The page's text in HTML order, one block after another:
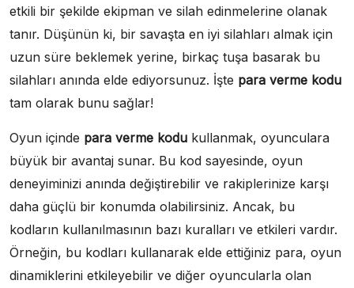
etkili bir şekilde ekipman ve silah edinmelerine olanak
tanır. Düşünün ki, bir savaşta en iyi silahları almak için
uzun süre beklemek yerine, birkaç tuşa basarak bu
silahları anında elde ediyorsunuz. İşte para verme kodu
tam olarak bunu sağlar!
Oyun içinde para verme kodu kullanmak, oyunculara
büyük bir avantaj sunar. Bu kod sayesinde, oyun
deneyiminizi anında değiştirebilir ve rakiplerinize karşı
daha güçlü bir konumda olabilirsiniz. Ancak, bu
kodların kullanılmasının bazı kuralları ve etkileri vardır.
Örneğin, bu kodları kullanarak elde ettiğiniz para, oyun
dinamiklerini etkileyebilir ve diğer oyuncularla olan